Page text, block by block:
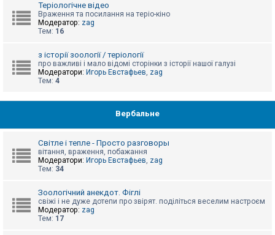
Теріологічне відео
Враження та посилання на теріо-кіно
Модератор: zag
Тем: 16
з історії зоології / теріології
про важливі і мало відомі сторінки з історії нашої галузі
Модератори: Игорь Евстафьев, zag
Тем: 4
Вербальне
Світле і тепле - Просто разговоры
вітання, враження, побажання
Модератори: Игорь Евстафьев, zag
Тем: 34
Зоологічний анекдот. Фіглі
свіжі і не дуже дотепи про звірят. поділіться веселим настроєм
Модератор: zag
Тем: 17